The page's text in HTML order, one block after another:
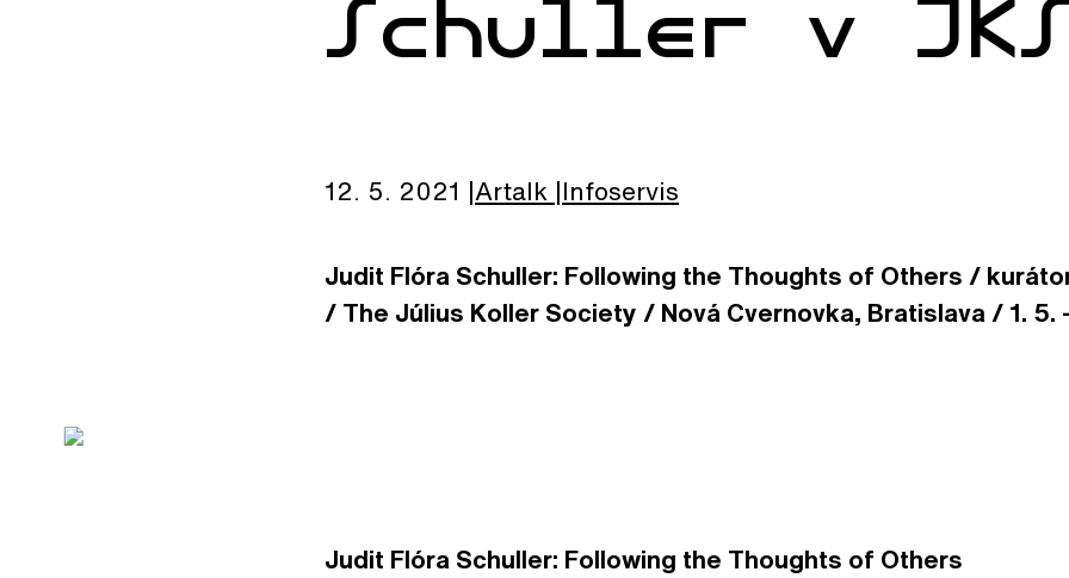
Schuller v
12. 5. 2021 Artalk Infoservis
Judit Flóra Schuller: Following the Thoughts of Others /
/ The Július Koller Society / Nová Cvernovka, Bratislava / 1. 5.
Judit Flóra Schuller: Following the Thoughts of Others